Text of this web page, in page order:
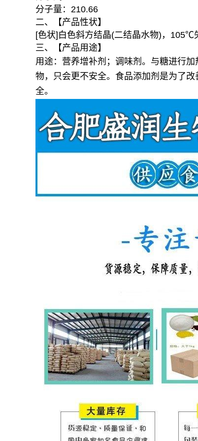
分子量：210.66
二、【产品性状】
[色状]白色斜方结晶(二结晶水物)，105℃
三、【产品用途】
用途：营养增补剂；调味剂。与糖进行
物，只会更不安全。食品添加剂是为了
全。